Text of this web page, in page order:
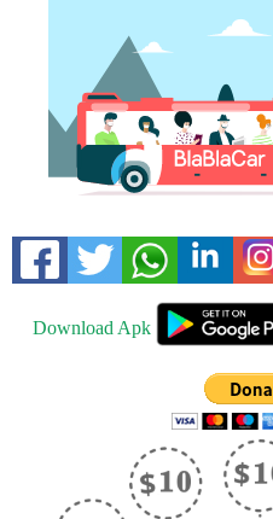
Download Apk